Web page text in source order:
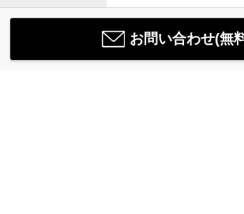
お問い合わせ(無